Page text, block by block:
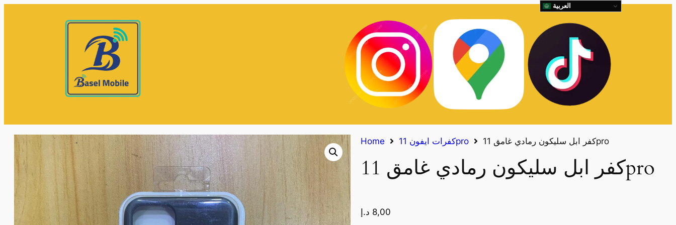
Home كفرات ايفون 11pro كفر ابل سليكون رمادي غامق 11pro
كفر ابل سليكون رمادي غامق 11pro
8,00 د.إ
العربية